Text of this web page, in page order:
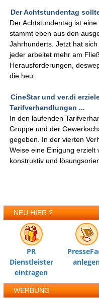
Der Achtstundentag
Der Achtstundentag ist
stammt eben aus den
Jahrhunderts. Jetzt hat
jeder arbeitet mehr am
Herausforderungen,
die heu
CineStar und ver.di
Tarifverhandlungen ...
In den laufenden
Gruppe und der
gegeben. In der vierten
Weise eine Einigung
konstruktiv und
NEU HIER ?
PR
Dienstleister
eintragen
WERBUNG